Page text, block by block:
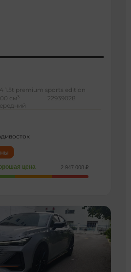
1.5t premium sports edition
см 3 22939028
цена 2 947 008 ₽